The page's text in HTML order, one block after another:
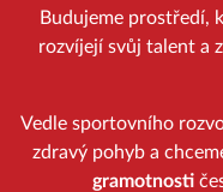
Budujeme prostředí,
rozvíjejí svůj talent a
Vedle sportovního
zdravý pohyb a
gramotnosti